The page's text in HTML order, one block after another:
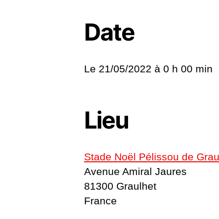
Date
Le 21/05/2022 à 0 h 00 min
Lieu
Stade Noël Pélissou de
Avenue Amiral Jaures
81300 Graulhet
France